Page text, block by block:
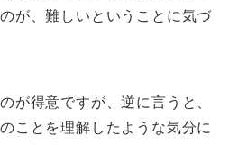
が、難しいということに気づ
が得意ですが、逆に言うと、
ことを理解したような気分に